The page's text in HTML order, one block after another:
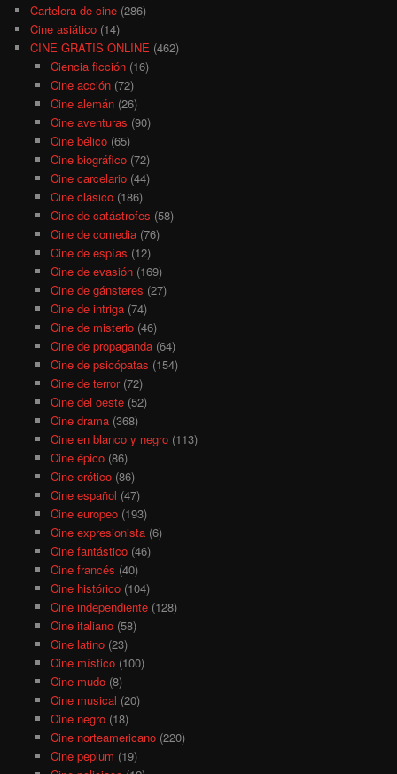
Cartelera de cine (286)
Cine asiático (14)
CINE GRATIS ONLINE (462)
Ciencia ficción(16)
Cine acción(72)
Cine alemán(26)
Cine aventuras (90)
Cine bélico(65)
Cine biográfico(72)
Cine carcelario(44)
Cine clásico(186)
Cine de catástrofes (58)
Cine de comedia(76)
Cine de espías (12)
Cine de evasión(169)
Cine de gánsteres (27)
Cine de intriga(74)
Cine de misterio(46)
Cine de propaganda(64)
Cine de psicópatas (154)
Cine de terror(72)
Cine del oeste(52)
Cine drama(368)
Cine en blanco y negro(113)
Cine épico(86)
Cine erótico(86)
Cine español (47)
Cine europeo(193)
Cine expresionista(6)
Cine fantástico(46)
Cine francés (40)
Cine histórico(104)
Cine independiente(128)
Cine italiano(58)
Cine latino(23)
Cine místico(100)
Cine mudo(8)
Cine musical (20)
Cine negro(18)
Cine norteamericano(220)
Cine peplum (19)